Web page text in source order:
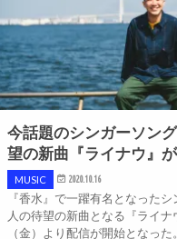
今話題のシンガーソン
望の新曲『ライナウ』
MUSIC 2020.10.16
『香水』で一躍有名となった
人の待望の新曲となる『ライ
（金）より配信が開始となっ